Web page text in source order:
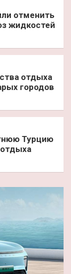
отменить
жидкостей
отдыха
городов
Турцию